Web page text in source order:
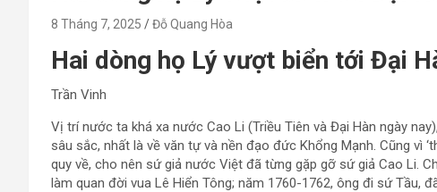
8 Tháng 7, 2025 Đỗ Quang Hòa
Hai dòng họ Lý vượt biển tới Đại
Trần Vinh
Vị trí nước ta khá xa nước Cao Li (Triều Tiên và Đại Hàn ngày
sâu sắc, nhất là về văn tự và nền đạo đức Khổng Mạnh. Cũng vì
quy về, cho nên sứ giả nước Việt đã từng gặp gỡ sứ giả Cao Li.
làm quan đời vua Lê Hiển Tông; năm 1760-1762, ông đi sứ Tầu,